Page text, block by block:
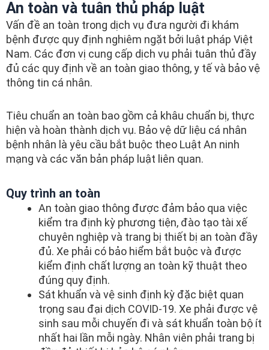
An toàn và tuân thủ pháp luật
Vấn đề an toàn trong dịch vụ đưa người đi khám
bệnh được quy định nghiêm ngặt bởi luật pháp Việt
Nam. Các đơn vị cung cấp dịch vụ phải tuân thủ đầy
đủ các quy định về an toàn giao thông, y tế và bảo vệ
thông tin cá nhân.
Tiêu chuẩn an toàn bao gồm cả khâu chuẩn bị, thực
hiện và hoàn thành dịch vụ. Bảo vệ dữ liệu cá nhân
bệnh nhân là yêu cầu bắt buộc theo Luật An ninh
mạng và các văn bản pháp luật liên quan.
Quy trình an toàn
An toàn giao thông được đảm bảo qua việc
kiểm tra định kỳ phương tiện, đào tạo tài xế
chuyên nghiệp và trang bị thiết bị an toàn đầy
đủ. Xe phải có bảo hiểm bắt buộc và được
kiểm định chất lượng an toàn kỹ thuật theo
đúng quy định.
Sát khuẩn và vệ sinh định kỳ đặc biệt quan
trọng sau đại dịch COVID-19. Xe phải được vệ
sinh sau mỗi chuyến đi và sát khuẩn toàn bộ ít
nhất hai lần mỗi ngày. Nhân viên phải trang bị